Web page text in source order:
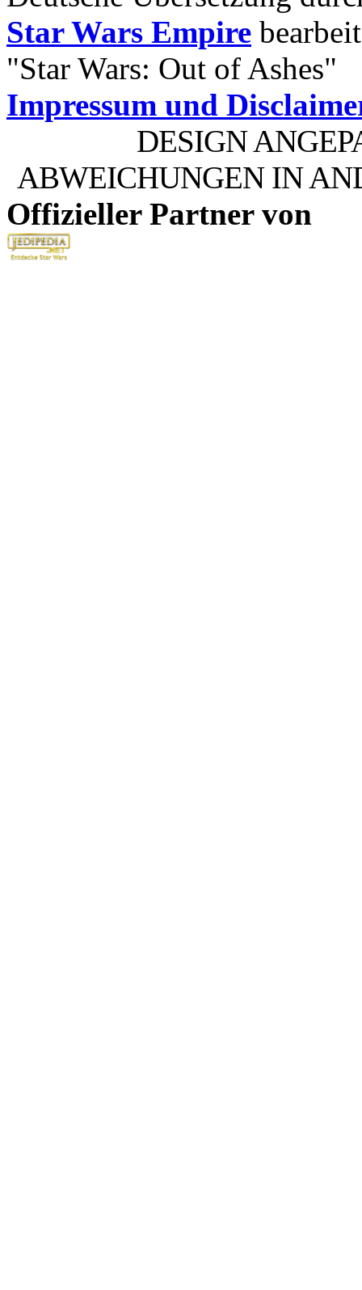
Star Wars Empire
"Star Wars: Out of Ashes"
Impressum und
DESIGN
ABWEICHUNGEN IN
Offizieller Partner von